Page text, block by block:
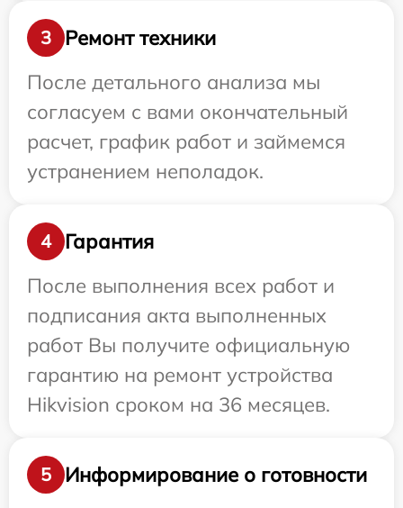
3
Ремонт техники
После детального анализа мы
согласуем с вами окончательный
расчет, график работ и займемся
устранением неполадок.
4
Гарантия
После выполнения всех работ и
подписания акта выполненных
работ Вы получите официальную
гарантию на ремонт устройства
Hikvision сроком на 36 месяцев.
5
Информирование о готовности